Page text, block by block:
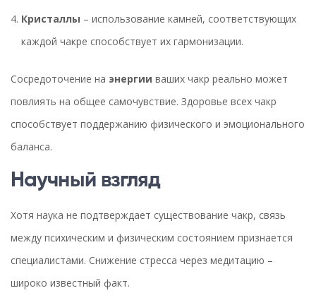
Кристаллы – использование камней, соответствующих
каждой чакре способствует их гармонизации.
Сосредоточение на энергии ваших чакр реально может
повлиять на общее самочувствие. Здоровье всех чакр
способствует поддержанию физического и эмоционального
баланса.
Научный взгляд
Хотя наука не подтверждает существование чакр, связь
между психическим и физическим состоянием признается
специалистами. Снижение стресса через медитацию –
широко известный факт.